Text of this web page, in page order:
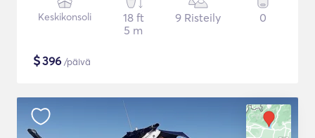
Keskikonsoli
18 ft
5 m
9 Risteily 0
$396 /päivä